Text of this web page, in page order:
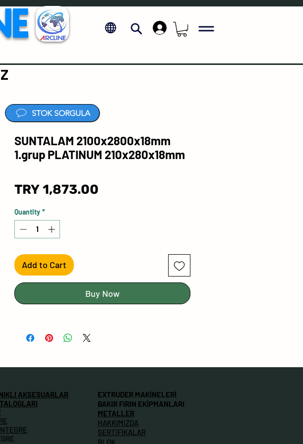
.
SUNTALAM 2100x2800x18mm
1.grup PLATINUM 210x280x18mm
TRY 1,873.00
Quantity *
Add to Cart
Buy Now
STOK SORGULA
AKSESUARLAR
EXTRUDER MAKİNELERİ
SERTİFİKALAR
BAKIR FIRIN EKİPMANLARI
HAKKIMIZDA
BLOK
METALLER